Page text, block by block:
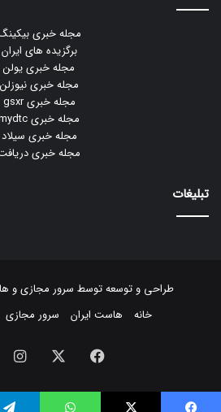
مجله خبری
برگزیده های ایران
مجله خبری یولن
مجله خبری نیوزلن
مجله خبری gsxr
مجله خبری mydtc
مجله خبری سیلاد
مجله خبری
تبلیغات
طراحی و توسعه توسط سرور مجازیو
خانه
هاست ایران سرور مجازی
فیسبوک ایکس